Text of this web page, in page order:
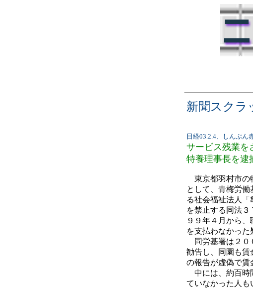
新聞スクラ
日経03.2.4、しんぶん
サービス残業を
特養理事長を逮
東京都羽村市の
として、青梅労
る社会福祉法人
を禁止する同法
９９年４月から
を支払わなかった
同労基署は２０
勧告し、同園も賃
の報告が虚偽で賃
中には、約百時
ていなかった人も